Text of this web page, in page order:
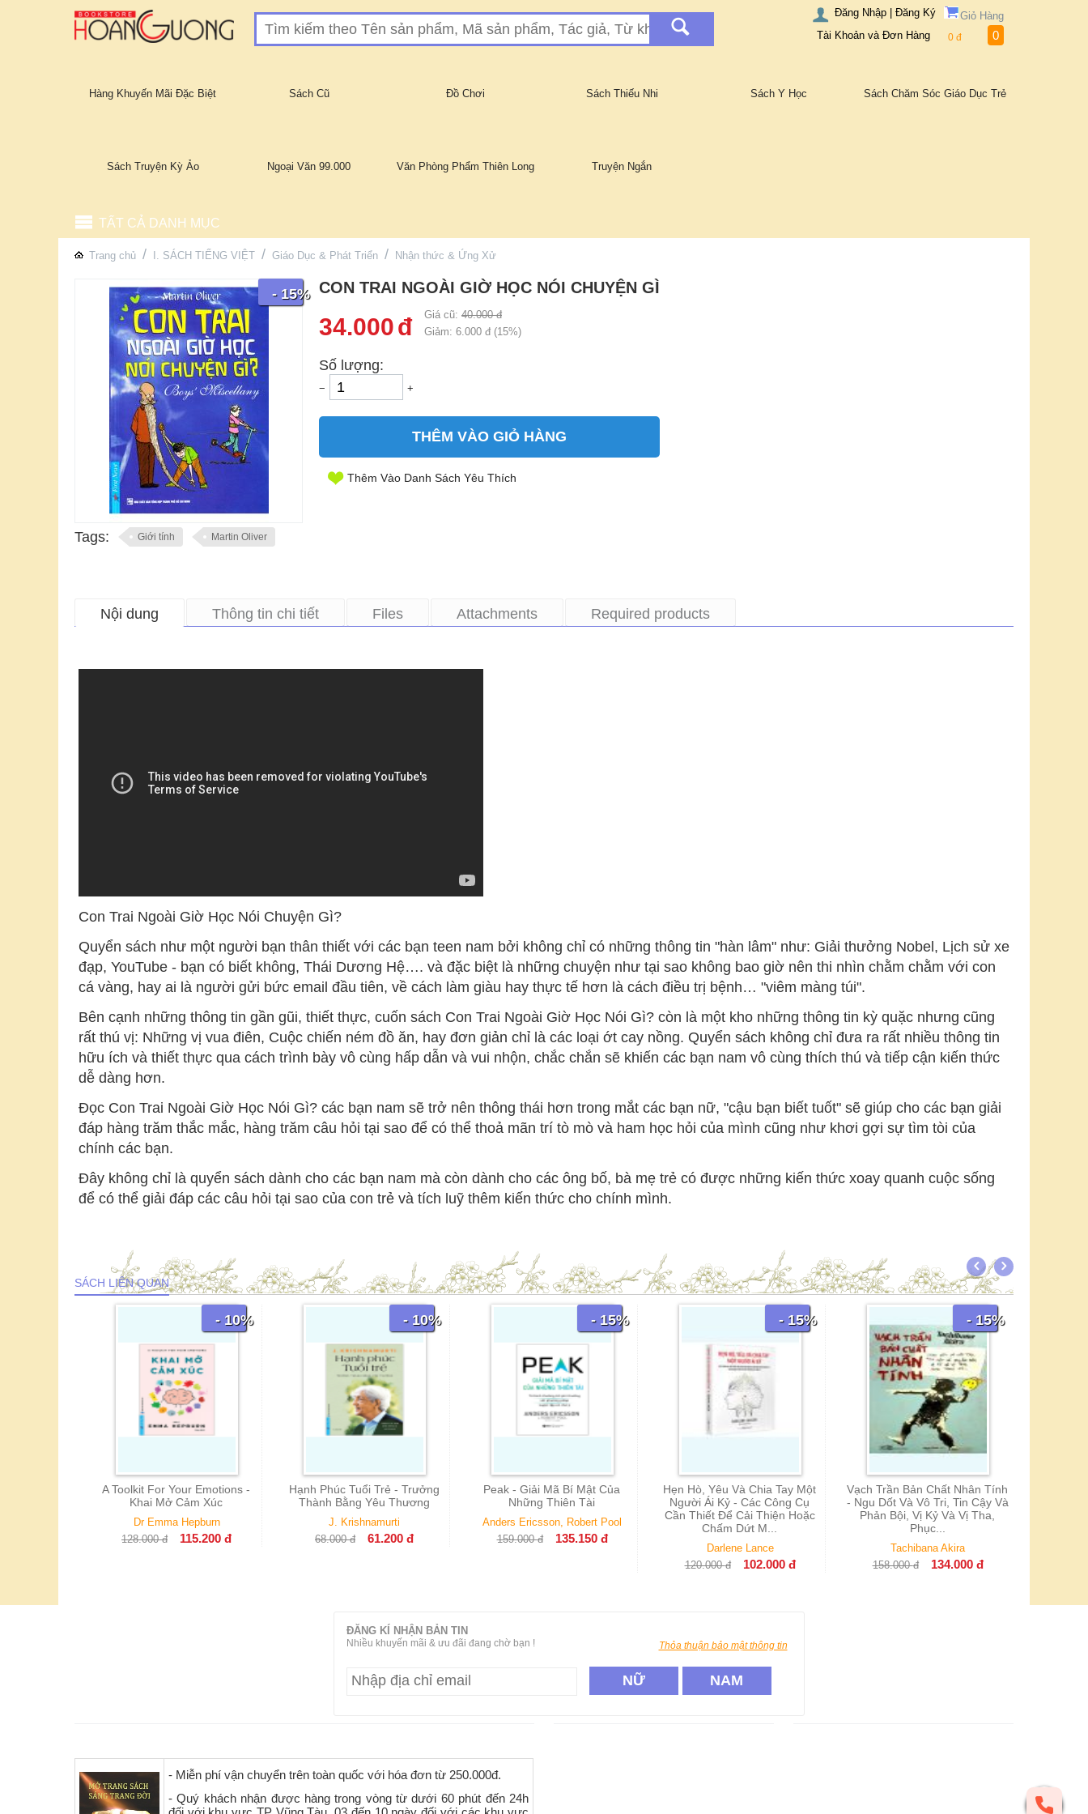
Giỏ Hàng
0đ 0
Đăng Nhập | Đăng Ký
Tài Khoản và Đơn Hàng
Hàng Khuyến Mãi Đặc Biệt Sách Cũ Đồ Chơi Sách Thiếu Nhi Sách Y Học Sách Chăm Sóc Giáo Dục Trẻ
Sách Truyện Kỳ Ảo Ngoại Văn 99.000 Văn Phòng Phẩm Thiên Long Truyện Ngắn
TẤT CẢ DANH MỤC
Trang chủ / I. SÁCH TIẾNG VIỆT / Giáo Dục & Phát Triển / Nhận thức & Ứng Xử
- 15%
Tags: Giới tính Martin Oliver
CON TRAI NGOÀI GIỜ HỌC NÓI CHUYỆN GÌ
34.000đ Giá cũ: 40.000 đ
Giảm: 6.000 đ (15%)
Số lượng:
− +
THÊM VÀO GIỎ HÀNG
Thêm Vào Danh Sách Yêu Thích
Nội dung Thông tin chi tiết Files Attachments Required products
Con Trai Ngoài Giờ Học Nói Chuyện Gì?
Quyển sách như một người bạn thân thiết với các bạn teen nam bởi không chỉ có những thông tin "hàn lâm" như: Giải thưởng Nobel, Lịch sử xe
đạp, YouTube - bạn có biết không, Thái Dương Hệ…. và đặc biệt là những chuyện như tại sao không bao giờ nên thi nhìn chằm chằm với con
cá vàng, hay ai là người gửi bức email đầu tiên, về cách làm giàu hay thực tế hơn là cách điều trị bệnh… "viêm màng túi".
Bên cạnh những thông tin gần gũi, thiết thực, cuốn sách Con Trai Ngoài Giờ Học Nói Gì? còn là một kho những thông tin kỳ quặc nhưng cũng
rất thú vị: Những vị vua điên, Cuộc chiến ném đồ ăn, hay đơn giản chỉ là các loại ớt cay nồng. Quyển sách không chỉ đưa ra rất nhiều thông tin
hữu ích và thiết thực qua cách trình bày vô cùng hấp dẫn và vui nhộn, chắc chắn sẽ khiến các bạn nam vô cùng thích thú và tiếp cận kiến thức
dễ dàng hơn.
Đọc Con Trai Ngoài Giờ Học Nói Gì? các bạn nam sẽ trở nên thông thái hơn trong mắt các bạn nữ, "cậu bạn biết tuốt" sẽ giúp cho các bạn giải
đáp hàng trăm thắc mắc, hàng trăm câu hỏi tại sao để có thể thoả mãn trí tò mò và ham học hỏi của mình cũng như khơi gợi sự tìm tòi của
chính các bạn.
Đây không chỉ là quyển sách dành cho các bạn nam mà còn dành cho các ông bố, bà mẹ trẻ có được những kiến thức xoay quanh cuộc sống
để có thể giải đáp các câu hỏi tại sao của con trẻ và tích luỹ thêm kiến thức cho chính mình.
SÁCH LIÊN QUAN
- 10%
A Toolkit For Your Emotions -
Khai Mở Cảm Xúc
Dr Emma Hepburn
128.000 đ 115.200 đ
- 10%
Hạnh Phúc Tuổi Trẻ - Trưởng
Thành Bằng Yêu Thương
J. Krishnamurti
68.000 đ 61.200 đ
- 15%
Peak - Giải Mã Bí Mật Của
Những Thiên Tài
Anders Ericsson, Robert Pool
159.000 đ 135.150 đ
- 15%
Hẹn Hò, Yêu Và Chia Tay Một
Người Ái Kỷ - Các Công Cụ
Cần Thiết Để Cải Thiện Hoặc
Chấm Dứt M...
Darlene Lance
120.000 đ 102.000 đ
- 15%
Vạch Trần Bản Chất Nhân Tính
- Ngu Dốt Và Vô Tri, Tin Cậy Và
Phản Bội, Vị Kỷ Và Vị Tha,
Phục...
Tachibana Akira
158.000 đ 134.000 đ
ĐĂNG KÍ NHẬN BẢN TIN
Nhiều khuyến mãi & ưu đãi đang chờ bạn ! Thỏa thuận bảo mật thông tin
NỮ NAM
- Miễn phí vận chuyển trên toàn quốc với hóa đơn từ 250.000đ.
- Quý khách nhận được hàng trong vòng từ dưới 60 phút đến 24h